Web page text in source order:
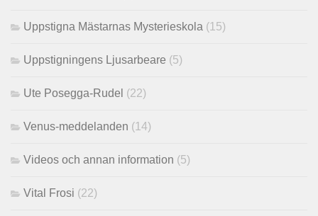
Uppstigna Mästarnas Mysterieskola (15)
Uppstigningens Ljusarbeare (5)
Ute Posegga-Rudel (22)
Venus-meddelanden (14)
Videos och annan information (5)
Vital Frosi (22)